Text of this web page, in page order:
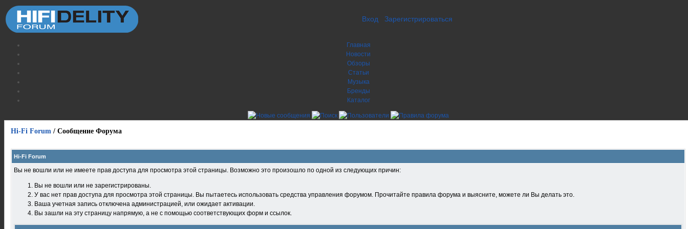
Вход Зарегистрироваться
Главная
Новости
Обзоры
Статьи
Музыка
Бренды
Каталог
Hi-Fi Forum / Сообщение Форума
Hi-Fi Forum
Вы не вошли или не имеете прав доступа для просмотра этой страницы. Возможно это произошло по одной из следующих причин:
Вы не вошли или не зарегистрированы.
У вас нет прав доступа для просмотра этой страницы. Вы пытаетесь использовать средства управления форумом. Прочитайте правила форума и выясните, можете ли Вы делать это.
Ваша учетная запись отключена администрацией, или ожидает активации.
Вы зашли на эту страницу напрямую, а не с помощью соответствующих форм и ссылок.